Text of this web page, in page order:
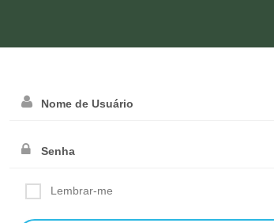
Lembrar-me